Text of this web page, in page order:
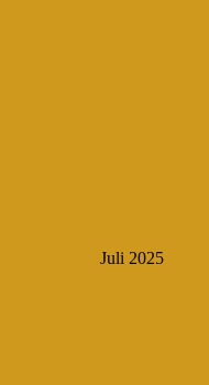
Juli 2025